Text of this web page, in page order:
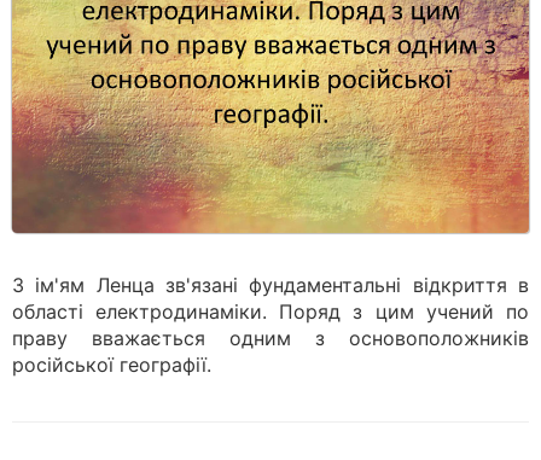
З ім'ям Ленца зв'язані фундаментальні відкриття в
області електродинаміки. Поряд з цим учений по
праву вважається одним з основоположників
російської географії.